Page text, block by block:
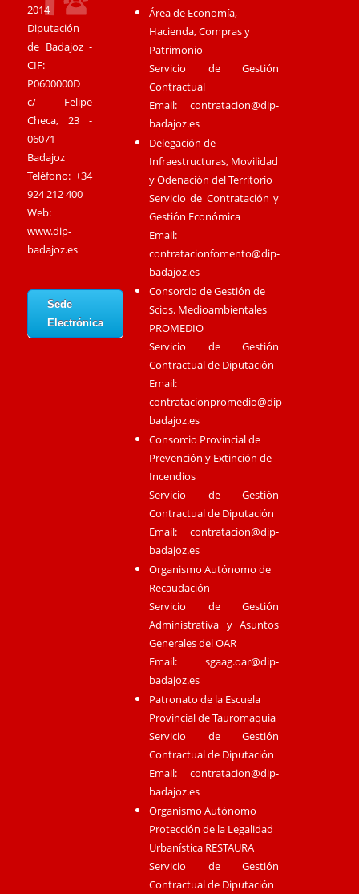
2014
Diputación
de Badajoz -
CIF:
P0600000D
c/ Felipe
Checa, 23 -
06071
Badajoz
Teléfono: +34
924 212 400
Web:
www.dip-
badajoz.es
Sede
Electrónica
Área de Economía,
Hacienda, Compras y
Patrimonio
Servicio de Gestión
Contractual
Email:contratacion@dip-
badajoz.es
Delegación de
Infraestructuras, Movilidad
y Odenación del Territorio
Servicio de Contratación y
Gestión Económica
Email:
contratacionfomento@dip-
badajoz.es
Consorcio de Gestión de
Scios. Medioambientales
PROMEDIO
Servicio de Gestión
Contractual de Diputación
Email:
contratacionpromedio@dip-
badajoz.es
Consorcio Provincial de
Prevención y Extinción de
Incendios
Servicio de Gestión
Contractual de Diputación
Email:contratacion@dip-
badajoz.es
Organismo Autónomo de
Recaudación
Servicio de Gestión
Administrativa y Asuntos
Generales del OAR
Email:sgaag.oar@dip-
badajoz.es
Patronato de la Escuela
Provincial de Tauromaquia
Servicio de Gestión
Contractual de Diputación
Email:contratacion@dip-
badajoz.es
Organismo Autónomo
Protección de la Legalidad
Urbanística RESTAURA
Servicio de Gestión
Contractual de Diputación